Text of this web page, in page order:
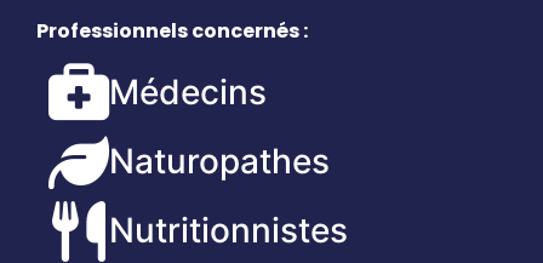
Professionnels concernés :
Médecins
Naturopathes
Nutritionnistes